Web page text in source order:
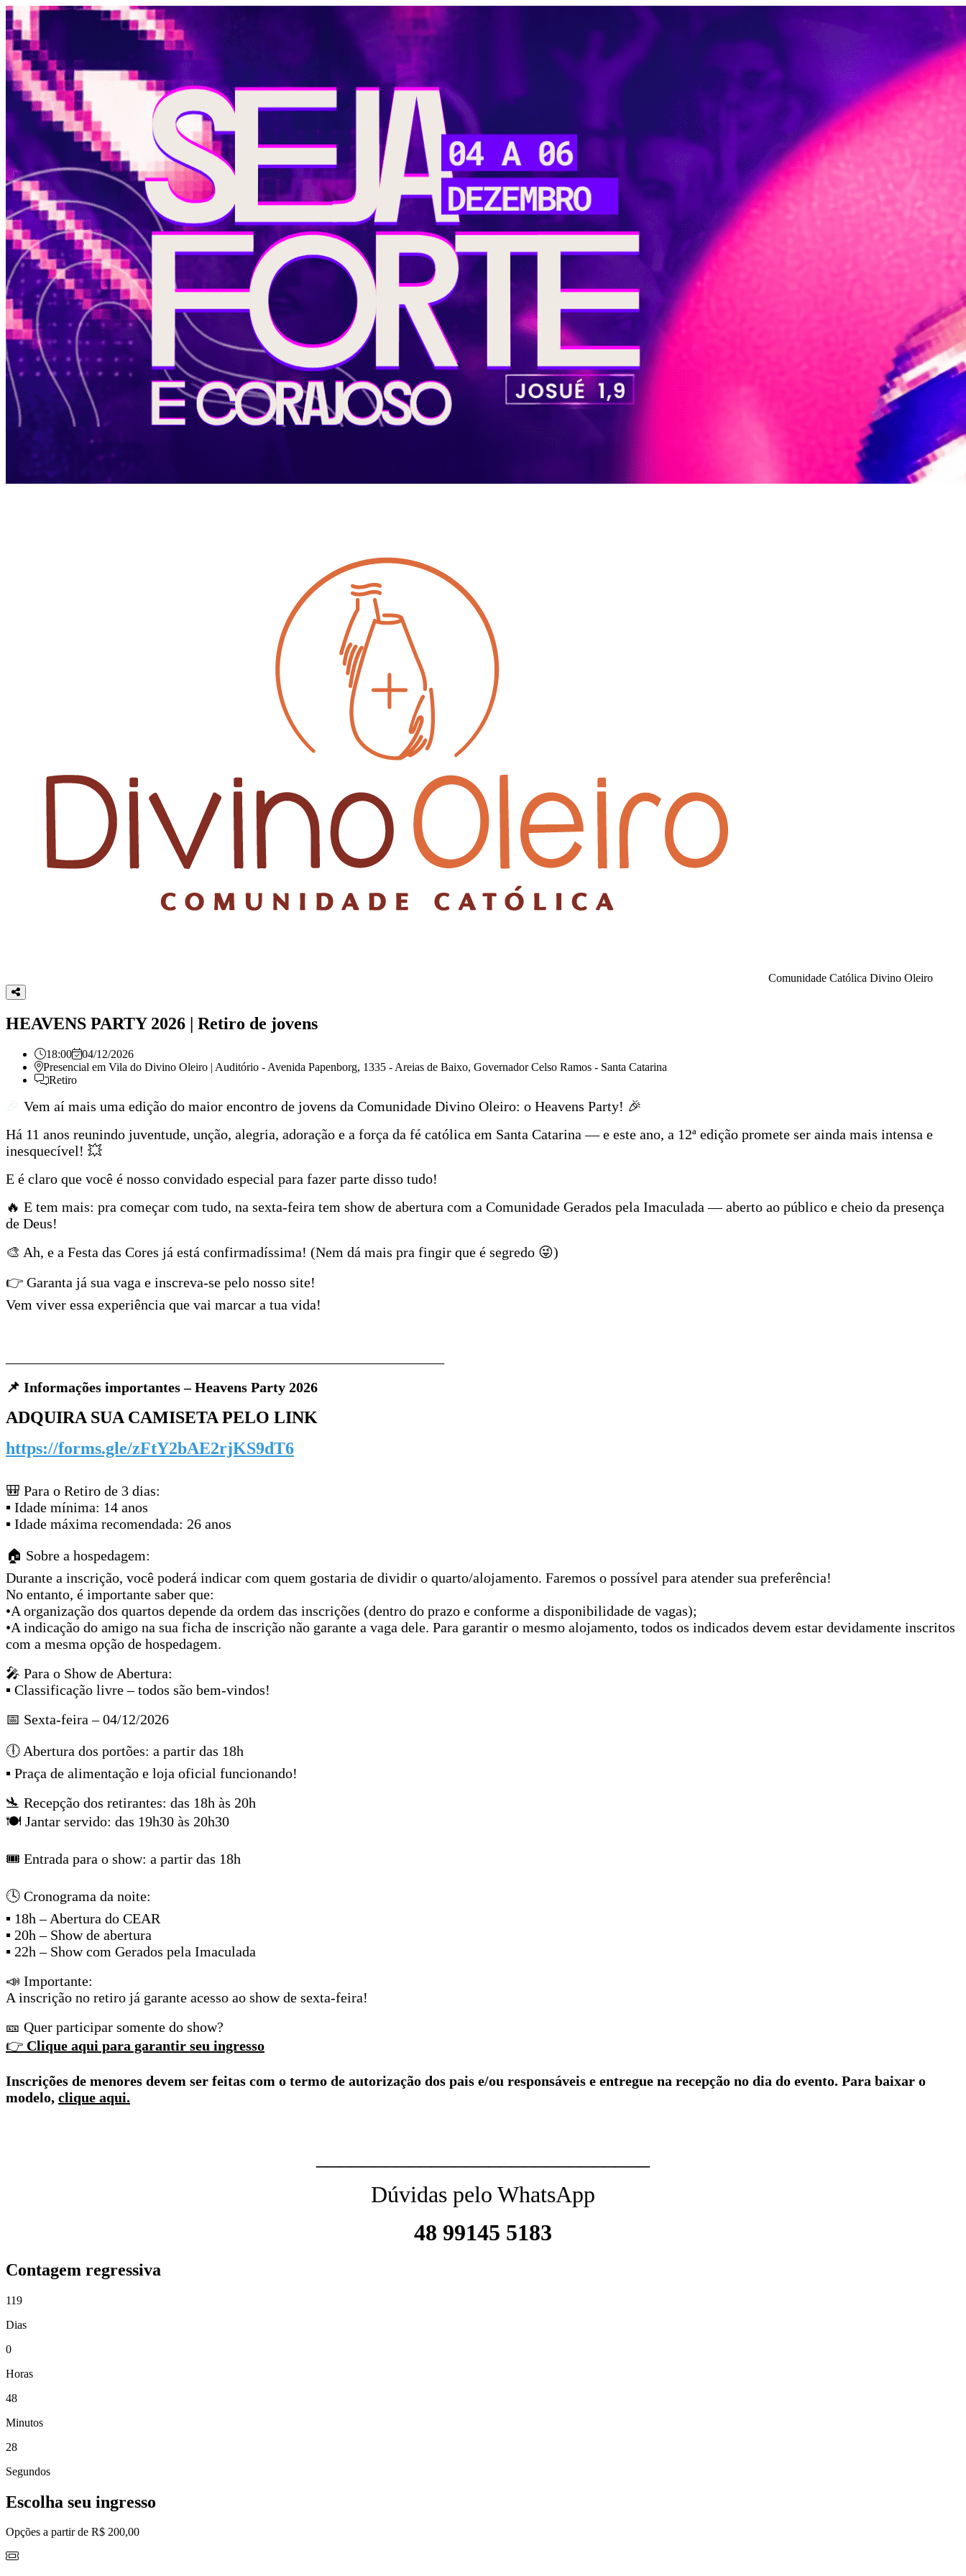
Página do Evento: HEAVENS PARTY 2026 | Retiro de jovens
Comunidade Católica Divino Oleiro
HEAVENS PARTY 2026 | Retiro de jovens
18:00
04/12/2026
Presencial em Vila do Divino Oleiro | Auditório - Avenida Papenborg, 1335 - Areias de Baixo, Governador Celso Ramos - Santa Catarina
Retiro
Vem aí mais uma edição do maior encontro de jovens da Comunidade Divino Oleiro: o Heavens Party! 🎉
Há 11 anos reunindo juventude, unção, alegria, adoração e a força da fé católica em Santa Catarina — e este ano, a 12ª edição promete ser ainda mais intensa e
inesquecível! 💥
E é claro que você é nosso convidado especial para fazer parte disso tudo!
🔥 E tem mais: pra começar com tudo, na sexta-feira tem show de abertura com a Comunidade Gerados pela Imaculada — aberto ao público e cheio da presença
de Deus!
🎨 Ah, e a Festa das Cores já está confirmadíssima! (Nem dá mais pra fingir que é segredo 😜)
👉 Garanta já sua vaga e inscreva-se pelo nosso site!
Vem viver essa experiência que vai marcar a tua vida!
📌 Informações importantes – Heavens Party 2026
ADQUIRA SUA CAMISETA PELO LINK
https://forms.gle/zFtY2bAE2rjKS9dT6
🎒 Para o Retiro de 3 dias:
▪ Idade mínima: 14 anos
▪ Idade máxima recomendada: 26 anos
🏠 Sobre a hospedagem:
Durante a inscrição, você poderá indicar com quem gostaria de dividir o quarto/alojamento. Faremos o possível para atender sua preferência!
No entanto, é importante saber que:
•A organização dos quartos depende da ordem das inscrições (dentro do prazo e conforme a disponibilidade de vagas);
•A indicação do amigo na sua ficha de inscrição não garante a vaga dele. Para garantir o mesmo alojamento, todos os indicados devem estar devidamente inscritos
com a mesma opção de hospedagem.
🎤 Para o Show de Abertura:
▪ Classificação livre – todos são bem-vindos!
📅 Sexta-feira – 04/12/2026
🕕 Abertura dos portões: a partir das 18h
▪ Praça de alimentação e loja oficial funcionando!
🛬 Recepção dos retirantes: das 18h às 20h
🍽 Jantar servido: das 19h30 às 20h30
🎟 Entrada para o show: a partir das 18h
🕓 Cronograma da noite:
▪ 18h – Abertura do CEAR
▪ 20h – Show de abertura
▪ 22h – Show com Gerados pela Imaculada
📣 Importante:
A inscrição no retiro já garante acesso ao show de sexta-feira!
🎫 Quer participar somente do show?
👉 Clique aqui para garantir seu ingresso
Inscrições de menores devem ser feitas com o termo de autorização dos pais e/ou responsáveis e entregue na recepção no dia do evento. Para baixar o
modelo, clique aqui.
Dúvidas pelo WhatsApp
48 99145 5183
Contagem regressiva
119
Dias
0
Horas
48
Minutos
27
Segundos
Escolha seu ingresso
Opções a partir de R$ 200,00